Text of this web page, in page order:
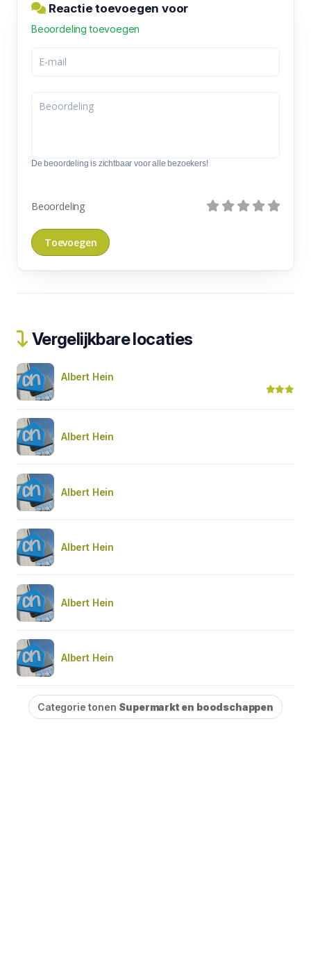
Reactie toevoegen voor
Beoordeling toevoegen
De beoordeling is zichtbaar voor alle bezoekers!
Beoordeling
Vergelijkbare locaties
Albert Hein
Albert Hein
Albert Hein
Albert Hein
Albert Hein
Albert Hein
Categorie tonen Supermarkt en boodschappen